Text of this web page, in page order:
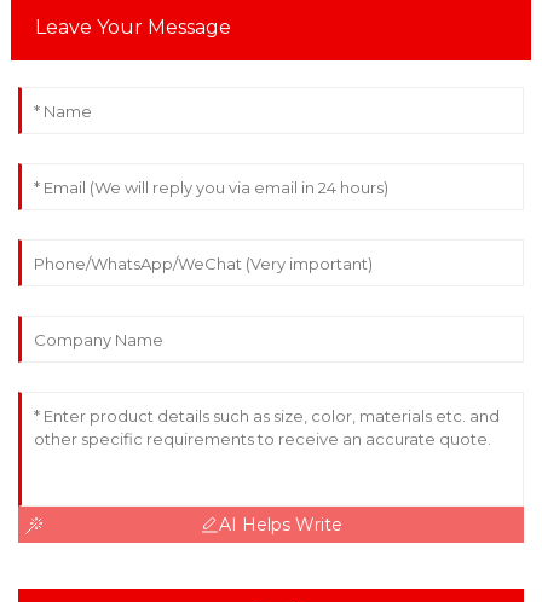
Leave Your Message
AI Helps Write